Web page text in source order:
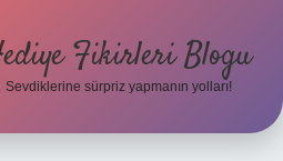
Fikirleri Blogu
Sevdiklerine sürpriz yapmanın yolları!